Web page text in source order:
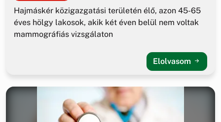
Hajmáskér közigazgatási területén élő, azon 45-65
éves hölgy lakosok, akik két éven belül nem voltak
mammográfiás vizsgálaton
Elolvasom